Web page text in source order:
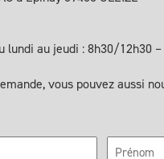
lundi au jeudi : 8h30/12h30
vous pouvez aussi
Prénom